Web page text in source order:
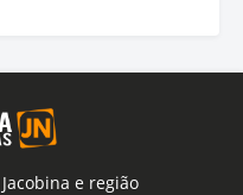
e região